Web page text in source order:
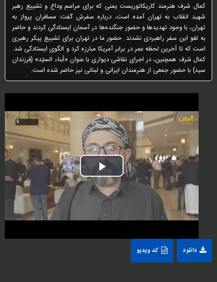
کمال شرف هنرمند کاریکاتوریست یمنی که برای مراسم وداع و تشییع رهبر
شهید انقلاب به تهران آمده است، درباره سفرش گفت: مسافران پرواز به
تهران، با وجود تهدید‌ها و حضور جنگنده‌ها در آسمان ایستادگی کردند و حاضر
به لغو این سفر راهبردی نشدند. حضور ما در تهران برای تشییع پیکر رهبری
است که تا آخرین لحظه عمر در برابر آمریکا مبارزه کرد و الگوی ایستادگی شد.
کمال شرف همچنین، در اجرای نقاشی دیواری با عنوان «أبناء السیّد» (فرزندان
سید) با حضور جمعی از هنرمندان ایرانی و لبنانی نیز حاضر شده است.
Play
Video
کد ویدیو دانلود